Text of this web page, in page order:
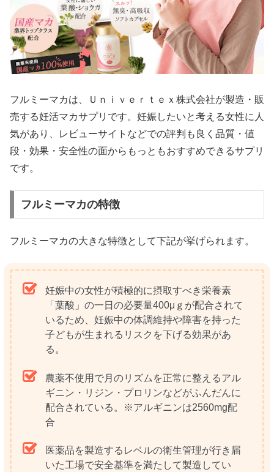
フルミーマカは、Ｕｎｉｖｅｒｔｅｘ株式会社が製造・販
売する妊活マカサプリです。妊娠したいと考える女性に人
気があり、レビューサイトなどでの評判も良く品質・値
段・効果・安全性の面からもっともおすすめできるサプリ
です。
フルミーマカの特徴
フルミーマカの大きな特徴として下記が挙げられます。
妊娠中の女性が積極的に摂取すべき栄養素
「葉酸」の一日の必要量400μｇが配合されて
いるため、妊娠中の体調維持や障害を持った
子どもが生まれるリスクを下げる効果があ
る。
農薬不使用で月のリズムを正常に整えるアル
ギニン・リジン・プロリンなどがふんだんに
配合されている。※アルギニンは2560mg配
合
医薬品を製造するレベルの衛生管理が行き届
いた工場で安全基準を満たして製造してい